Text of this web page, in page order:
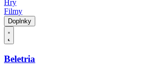
Hry
Filmy
Doplnky
Beletria